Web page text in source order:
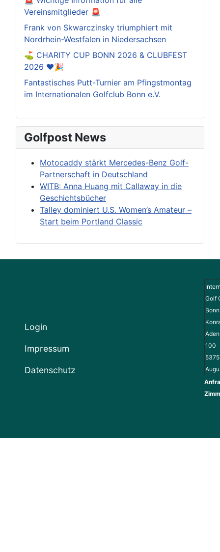
Vereinsmitglieder 🚨
Frank von Skwarczinsky triumphiert mit
Nordrhein-Westfalen in Niedersachsen
⛳️ CHARITY CUP BONN 2026 & CLUBFEST
2026 ❤️🎉
Fantastisches Putt-Turnier am Pfingstmontag
im Internationalen Golfclub Bonn e.V.
Golfpost News
Motocaddy stärkt Mercedes-Benz Golf-
Partnerschaft in Deutschland
WITB: Anna Huang mit Callaway in die
Geschichtsbücher
Talley dominiert U.S. Women’s Amateur –
Start beim Portland Classic
Login
Impressum
Datenschutz
Golf
100